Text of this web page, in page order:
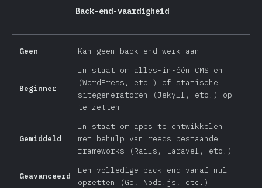
Back-end-vaardigheid
Geen Kan geen back-end werk aan
Beginner
In staat om alles-in-één CMS'en
(WordPress, etc.) of statische
sitegeneratoren (Jekyll, etc.) op
te zetten
Gemiddeld
In staat om apps te ontwikkelen
met behulp van reeds bestaande
frameworks (Rails, Laravel, etc.)
Geavanceerd
Een volledige back-end vanaf nul
opzetten (Go, Node.js, etc.)